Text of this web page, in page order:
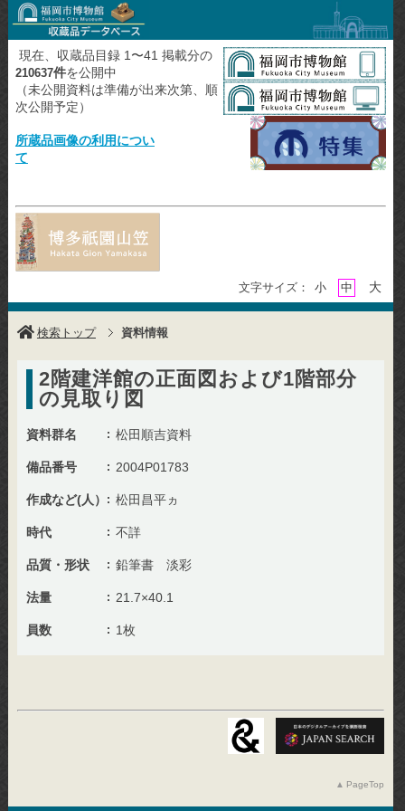
現在、収蔵品目録 1〜41 掲載分の
210637件を公開中
（未公開資料は準備が出来次第、順
次公開予定）
所蔵品画像の利用につい
て
文字サイズ： 小 中 大
検索トップ 資料情報
2階建洋館の正面図および1階部分
の見取り図
資料群名 松田順吉資料
備品番号 2004P01783
作成など(人） 松田昌平ヵ
時代 不詳
品質・形状 鉛筆書 淡彩
法量 21.7×40.1
員数 1枚
PageTop